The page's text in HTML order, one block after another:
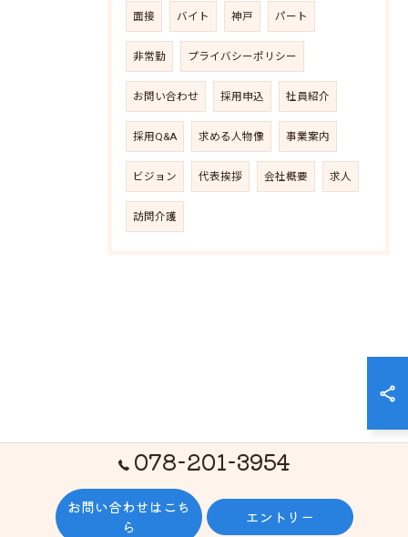
面接 バイト 神戸 パート
非常勤 プライバシーポリシー
お問い合わせ 採用申込 社員紹介
採用Q&A 求める人物像 事業案内
ビジョン 代表挨拶 会社概要 求人
訪問介護
078-201-3954
お問い合わせはこち
ら
エントリー